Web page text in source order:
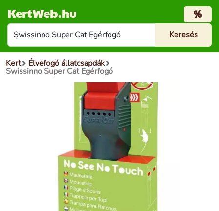
KertWeb.hu %
Kert Élvefogó állatcsapdák
Swissinno Super Cat Egérfogó